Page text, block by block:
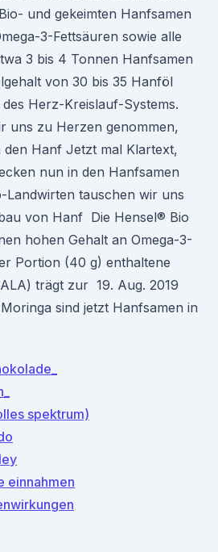
und gekeimten Hanfsamen
3-Fettsäuren sowie alle
3 bis 4 Tonnen Hanfsamen
von 30 bis 35 Hanföl
Herz-Kreislauf-Systems.
uns zu Herzen genommen,
Hanf Jetzt mal Klartext,
nun in den Hanfsamen
Landwirten tauschen wir uns
von Hanf Die Hensel® Bio
hohen Gehalt an Omega-3-
Portion (40 g) enthaltene
trägt zur 19. Aug. 2019
sind jetzt Hanfsamen in
spektrum)
einnahmen